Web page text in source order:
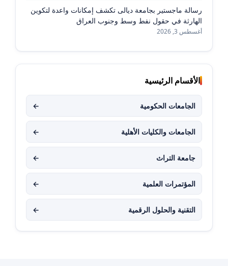
رسالة ماجستير بجامعة ديالى تكشف إمكانات واعدة لتكوين
الهارثة في حقول نفط وسط وجنوب العراق
أغسطس 3, 2026
الأقسام الرئيسية
الجامعات الحكومية ←
الجامعات والكليات الأهلية ←
جامعة التراث ←
المؤتمرات العلمية ←
التقنية والحلول الرقمية ←